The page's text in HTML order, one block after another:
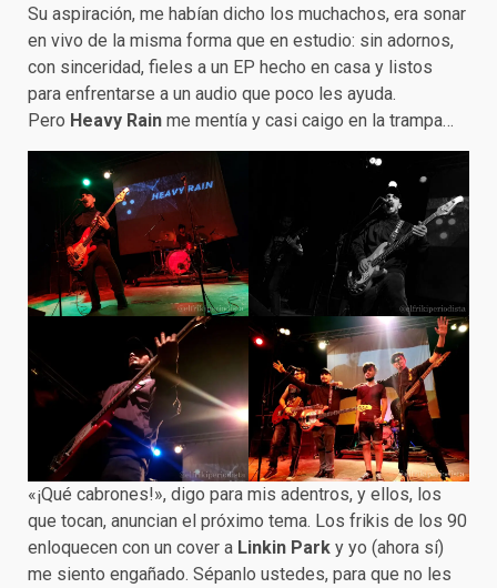
Su aspiración, me habían dicho los muchachos, era sonar
en vivo de la misma forma que en estudio: sin adornos,
con sinceridad, fieles a un EP hecho en casa y listos
para enfrentarse a un audio que poco les ayuda.
Pero Heavy Rain me mentía y casi caigo en la trampa…
«¡Qué cabrones!», digo para mis adentros, y ellos, los
que tocan, anuncian el próximo tema. Los frikis de los 90
enloquecen con un cover a Linkin Park y yo (ahora sí)
me siento engañado. Sépanlo ustedes, para que no les